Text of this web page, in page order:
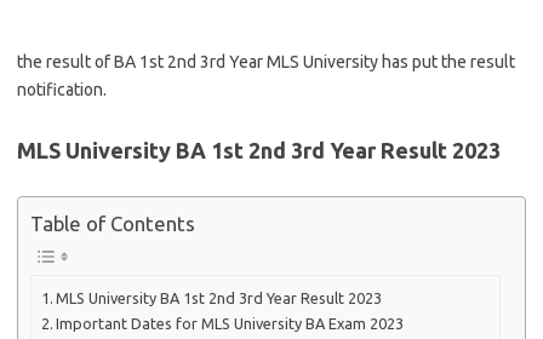
the result of BA 1st 2nd 3rd Year MLS University has put the result
notification.
MLS University BA 1st 2nd 3rd Year Result 2023
Table of Contents
MLS University BA 1st 2nd 3rd Year Result 2023
Important Dates for MLS University BA Exam 2023